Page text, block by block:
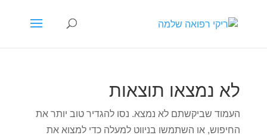
לא נמצאו תוצאות
העמוד שביקשתם לא נמצא. נסו להגדיר טוב יותר את
החיפוש, או השתמשו בניווט למעלה כדי למצוא את